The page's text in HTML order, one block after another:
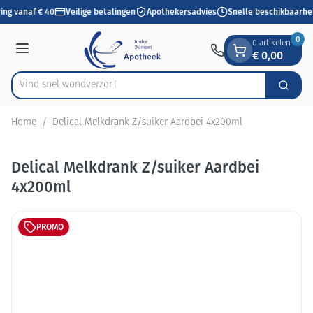
Ga naar de inhoud
1 van 1
vanaf € 40 Veilige betalingen Apothekersadvies Snelle
Menu
Product, merk, categorie...
Vind snel wo Zoek
0 artikelen
€ 0,00
0
Home / Delical Melkdrank Z/suiker Aardbei 4x200ml
Delical Melkdrank Z/suiker Aardbei
4x200ml
PROMO